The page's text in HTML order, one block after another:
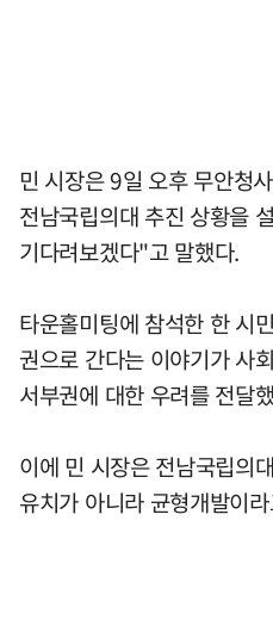
민 시장은 9일 오후 무안청
전남국립의대 추진 상황을
기다려보겠다"고 말했다.
타운홀미팅에 참석한 한 시
권으로 간다는 이야기가 사
서부권에 대한 우려를 전달
이에 민 시장은 전남국립의
유치가 아니라 균형개발이